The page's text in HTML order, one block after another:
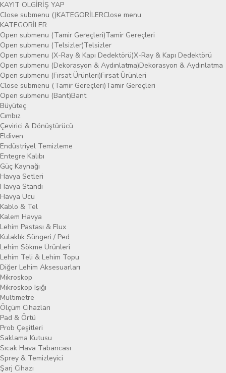
KAYIT OLGİRİŞ YAP
Close submenu ()KATEGORİLERClose menu
KATEGORİLER
Open submenu (Tamir Gereçleri)Tamir Gereçleri
Open submenu (Telsizler)Telsizler
Open submenu (X-Ray & Kapı Dedektörü)X-Ray & Kapı Dedektörü
Open submenu (Dekorasyon & Aydınlatma)Dekorasyon & Aydınlatma
Open submenu (Fırsat Ürünleri)Fırsat Ürünleri
Close submenu (Tamir Gereçleri)Tamir Gereçleri
Open submenu (Bant)Bant
Büyüteç
Cımbız
Çevirici & Dönüştürücü
Eldiven
Endüstriyel Temizleme
Entegre Kalıbı
Güç Kaynağı
Havya Setleri
Havya Standı
Havya Ucu
Kablo & Tel
Kalem Havya
Lehim Pastası & Flux
Kulaklık Süngeri / Ped
Lehim Sökme Ürünleri
Lehim Teli & Lehim Topu
Diğer Lehim Aksesuarları
Mikroskop
Mikroskop Işığı
Multimetre
Ölçüm Cihazları
Pad & Örtü
Prob Çeşitleri
Saklama Kutusu
Sıcak Hava Tabancası
Sprey & Temizleyici
Şarj Cihazı